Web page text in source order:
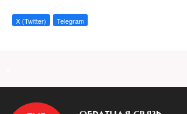
X (Twitter) Telegram